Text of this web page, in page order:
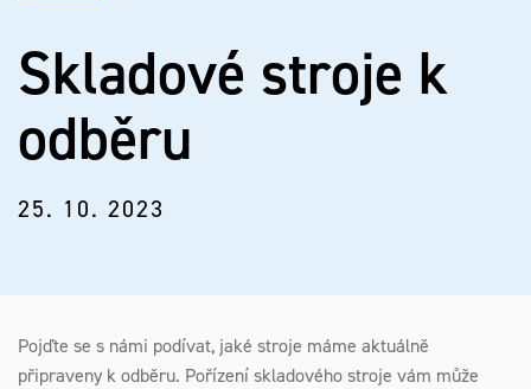
Skladové stroje k
odběru
25. 10. 2023
Pojďte se s námi podívat, jaké stroje máme aktuálně
připraveny k odběru. Pořízení skladového stroje vám může